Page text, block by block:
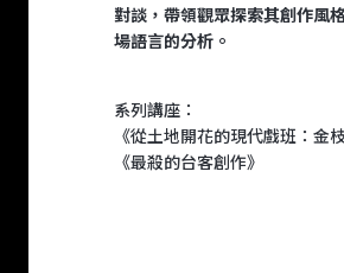
對談，帶領觀眾探索其創作風
場語言的分析。
系列講座：
《從土地開花的現代戲班：金
《最殺的台客創作》